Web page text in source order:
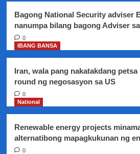
Bagong National Security adviser
nanumpa bilang bagong Adviser
0
IBANG BANSA
Iran, wala pang nakatakdang
round ng negosasyon sa US
0
National
Renewable energy projects
alternatibong mapagkukunan ng
0